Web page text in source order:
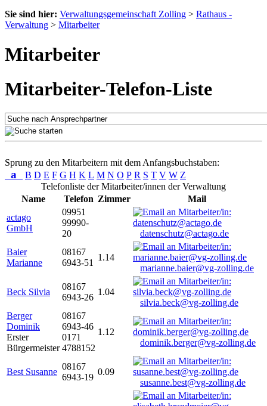
Sie sind hier: Verwaltungsgemeinschaft Zolling > Rathaus -
Verwaltung > Mitarbeiter
Mitarbeiter
Mitarbeiter-Telefon-Liste
Sprung zu den Mitarbeitern mit dem Anfangsbuchstaben:
a B D E F G H K L M N O P R S T V W Z
Telefonliste der Mitarbeiter/innen der Verwaltung
Name
Telefon Zimmer
Mail
actago
GmbH
09951
99990-
20
datenschutz@actago.de
Baier
Marianne
08167
6943-51
1.14
marianne.baier@vg-zolling.de
Beck Silvia
08167
6943-26
1.04
silvia.beck@vg-zolling.de
Berger
Dominik
Erster
Bürgermeister
08167
6943-46
0171
4788152
1.12
dominik.berger@vg-zolling.de
Best Susanne
08167
6943-19
0.09
susanne.best@vg-zolling.de